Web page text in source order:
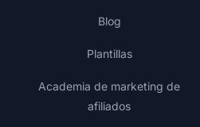
Blog
Plantillas
Academia de marketing de
afiliados